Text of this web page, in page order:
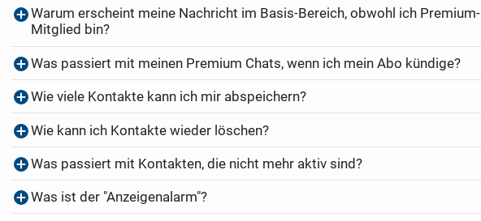
Warum erscheint meine Nachricht im Basis-Bereich, obwohl ich Premium-
Mitglied bin?
Was passiert mit meinen Premium Chats, wenn ich mein Abo kündige?
Wie viele Kontakte kann ich mir abspeichern?
Wie kann ich Kontakte wieder löschen?
Was passiert mit Kontakten, die nicht mehr aktiv sind?
Was ist der "Anzeigenalarm"?